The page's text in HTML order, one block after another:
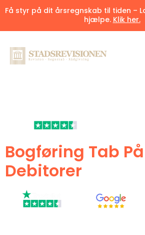
Få styr på dit årsregnskab til tiden –
hjælpe. Klik her.
Bogføring Tab På
Debitorer